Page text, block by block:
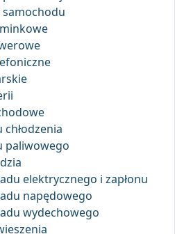
samochodu
chłodzenia
paliwowego
elektrycznego i zapłonu
napędowego
wydechowego